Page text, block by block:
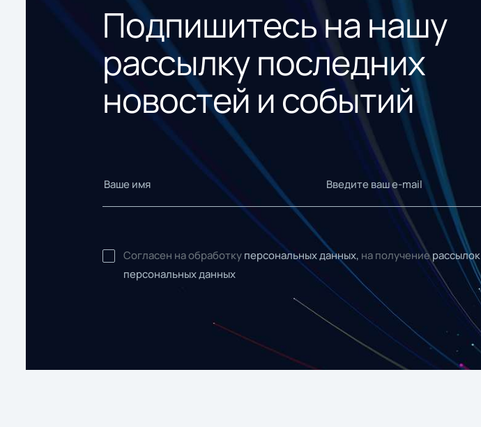
Подпишитесь на нашу
рассылку последних
новостей и событий
Согласен на обработку персональных данных, на получениерассылок
персональных данных